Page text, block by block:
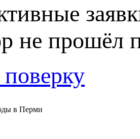
не прошёл
поверку